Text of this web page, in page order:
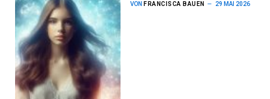
VON FRANCISCA BAUEN 29 MAI 2026